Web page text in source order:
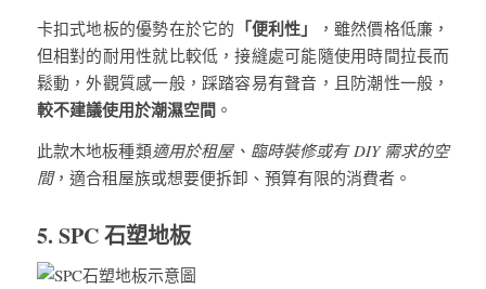
卡扣式地板的優勢在於它的 「便利性」
，雖然價格低廉，
但相對的耐用性就比較低，接縫處可能隨使用時間拉長而
鬆動，外觀質感一般，踩踏容易有聲音，且防潮性一般，
較不建議使用於潮濕空間 。
此款木地板種類適用於租屋、臨時裝修或有 DIY 需求的空
間，適合租屋族或想要便拆卸、預算有限的消費者。
5. SPC 石塑地板